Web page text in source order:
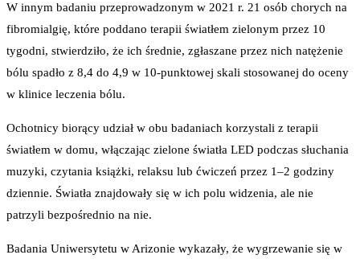
W innym badaniu przeprowadzonym w 2021 r. 21 osób chorych na
fibromialgię, które poddano terapii światłem zielonym przez 10
tygodni, stwierdziło, że ich średnie, zgłaszane przez nich natężenie
bólu spadło z 8,4 do 4,9 w 10-punktowej skali stosowanej do oceny
w klinice leczenia bólu.
Ochotnicy biorący udział w obu badaniach korzystali z terapii
światłem w domu, włączając zielone światła LED podczas słuchania
muzyki, czytania książki, relaksu lub ćwiczeń przez 1–2 godziny
dziennie. Światła znajdowały się w ich polu widzenia, ale nie
patrzyli bezpośrednio na nie.
Badania Uniwersytetu w Arizonie wykazały, że wygrzewanie się w